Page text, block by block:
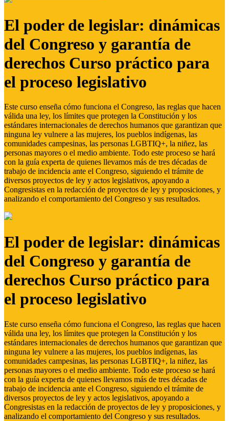
El poder de legislar: dinámicas
del Congreso y garantía de
derechos Curso práctico para
el proceso legislativo
Este curso enseña cómo funciona el Congreso, las reglas que hacen
válida una ley, los límites que protegen la Constitución y los
estándares internacionales de derechos humanos que garantizan que
ninguna ley vulnere a las mujeres, los pueblos indígenas, las
comunidades campesinas, las personas LGBTIQ+, la niñez, las
personas mayores o el medio ambiente. Todo este proceso se hará
con la guía experta de quienes llevamos más de tres décadas de
trabajo de incidencia ante el Congreso, siguiendo el trámite de
diversos proyectos de ley y actos legislativos, apoyando a
Congresistas en la redacción de proyectos de ley y proposiciones, y
analizando el comportamiento del Congreso y sus resultados.
El poder de legislar: dinámicas
del Congreso y garantía de
derechos Curso práctico para
el proceso legislativo
Este curso enseña cómo funciona el Congreso, las reglas que hacen
válida una ley, los límites que protegen la Constitución y los
estándares internacionales de derechos humanos que garantizan que
ninguna ley vulnere a las mujeres, los pueblos indígenas, las
comunidades campesinas, las personas LGBTIQ+, la niñez, las
personas mayores o el medio ambiente. Todo este proceso se hará
con la guía experta de quienes llevamos más de tres décadas de
trabajo de incidencia ante el Congreso, siguiendo el trámite de
diversos proyectos de ley y actos legislativos, apoyando a
Congresistas en la redacción de proyectos de ley y proposiciones, y
analizando el comportamiento del Congreso y sus resultados.